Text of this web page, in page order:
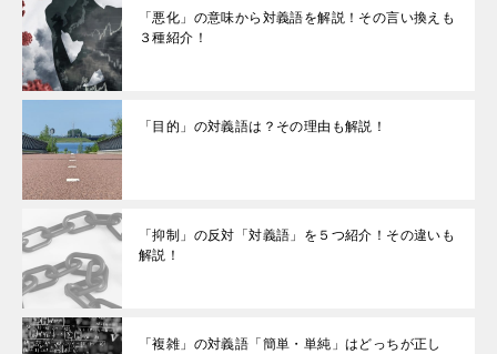
「悪化」の意味から対義語を解説！その言い換えも
３種紹介！
「目的」の対義語は？その理由も解説！
「抑制」の反対「対義語」を５つ紹介！その違いも
解説！
「複雑」の対義語「簡単・単純」はどっちが正し